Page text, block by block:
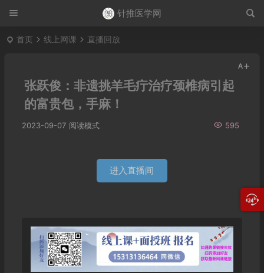
针推医学网
首页 线上网课 直播回放
张跃俊：非遗挑羊毛疔治疗颈椎病引起
的富贵包，手麻！
2023-09-07 595
阅读模式
进入直播间